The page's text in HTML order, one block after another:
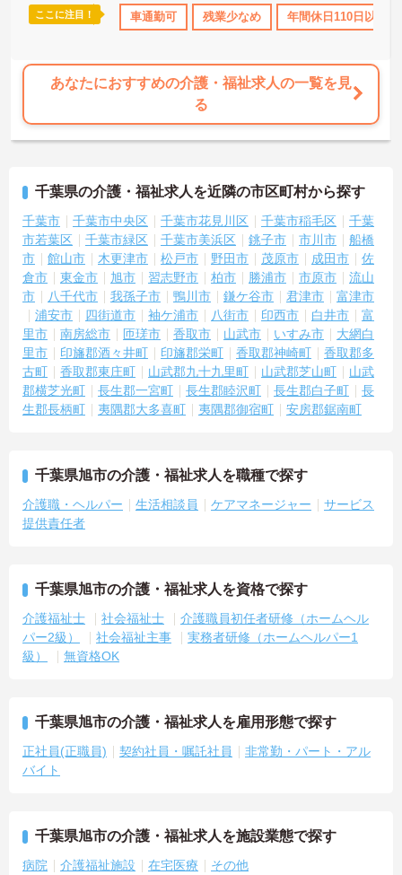
資格取得サポート 研修制度あり 産休･育休･介護休暇取得実
ここに注目！ 車通勤可 残業少なめ 年間休日110日以上
あなたにおすすめの介護・福祉求人の一覧を見
る
千葉県の介護・福祉求人を近隣の市区町村から探す
千葉市 千葉市中央区 千葉市花見川区 千葉市稲毛区
千葉
市若葉区
千葉市緑区 千葉市美浜区 銚子市 市川市
船橋
市
館山市 木更津市 松戸市 野田市 茂原市 成田市
佐
倉市
東金市 旭市 習志野市 柏市 勝浦市 市原市
流山
市
八千代市 我孫子市 鴨川市 鎌ケ谷市 君津市
富津市
浦安市
四街道市 袖ケ浦市 八街市 印西市 白井市
富
里市
南房総市 匝瑳市 香取市 山武市 いすみ市
大網白
里市
印旛郡酒々井町 印旛郡栄町 香取郡神崎町
香取郡多
古町
香取郡東庄町 山武郡九十九里町 山武郡芝山町
山武
郡横芝光町
長生郡一宮町 長生郡睦沢町 長生郡白子町
長
生郡長柄町
夷隅郡大多喜町 夷隅郡御宿町 安房郡鋸南町
千葉県旭市の介護・福祉求人を職種で探す
介護職・ヘルパー 生活相談員 ケアマネージャー
サービス
提供責任者
千葉県旭市の介護・福祉求人を資格で探す
介護福祉士 社会福祉士
介護職員初任者研修（ホームヘル
パー2級）
社会福祉主事
実務者研修（ホームヘルパー1
級）
無資格OK
千葉県旭市の介護・福祉求人を雇用形態で探す
正社員(正職員) 契約社員・嘱託社員
非常勤・パート・アル
バイト
千葉県旭市の介護・福祉求人を施設業態で探す
病院 介護福祉施設 在宅医療 その他